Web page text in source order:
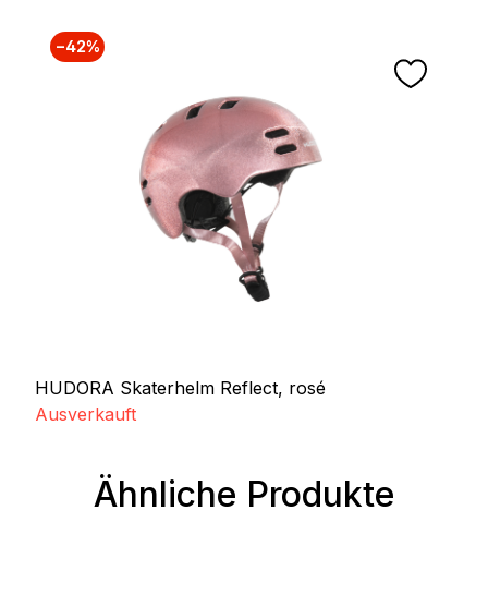
−42%
HUDORA Skaterhelm Reflect, rosé
Ausverkauft
Produktgalerie überspringen
Ähnliche Produkte